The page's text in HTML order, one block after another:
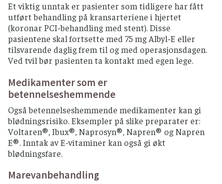
Et viktig unntak er pasienter som tidligere har fått
utført behandling på kransarteriene i hjertet
(koronar PCI-behandling med stent). Disse
pasientene skal fortsette med 75 mg Albyl-E eller
tilsvarende daglig frem til og med operasjonsdagen.
Ved tvil bør pasienten ta kontakt med egen lege.
Medikamenter som er
betennelseshemmende
Også betennelseshemmende medikamenter kan gi
blødningsrisiko. Eksempler på slike preparater er:
Voltaren®, Ibux®, Naprosyn®, Napren® og Napren
E®. Inntak av E-vitaminer kan også gi økt
blødningsfare.
Marevanbehandling